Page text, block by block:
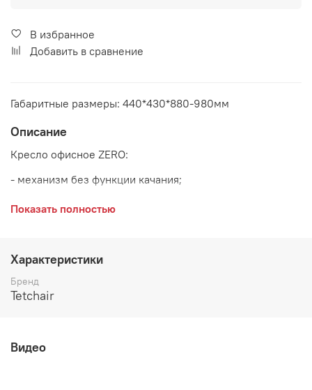
В избранное
Добавить в сравнение
Габаритные размеры: 440*430*880-980мм
Описание
Кресло офисное ZERO:
- механизм без функции качания;
- полиуретановые ролики (подходят для паркета и
Основание:
Показать полностью
Характеристики
Бренд
Tetchair
Видео